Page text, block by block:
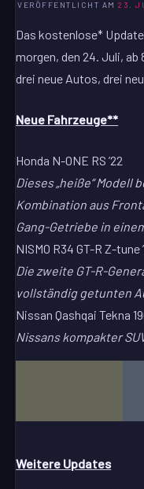
VERÖFFENTLICHT AM23.
Das kostenlose* Update
morgen, den 24. Juli,
drei neue Autos, drei
Neue Fahrzeuge**
Honda N-ONE RS ’22
Dieses „heiße“
Kombination aus
Gang-Getriebe in
NISMO R34 GT-R Z-tune
Die zweite GT-R-
vollständig getunten
Nissan Qashqai Tekna
Nissans kompakter
Weitere Updates